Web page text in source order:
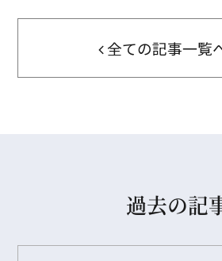
全ての記事一覧
過去の記